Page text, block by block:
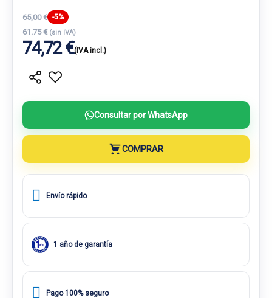
65,00 € -5%
61.75 € (sin IVA)
74,72 €(IVA incl.)
Consultar por WhatsApp
COMPRAR
Envío rápido
1 año de garantía
Pago 100% seguro